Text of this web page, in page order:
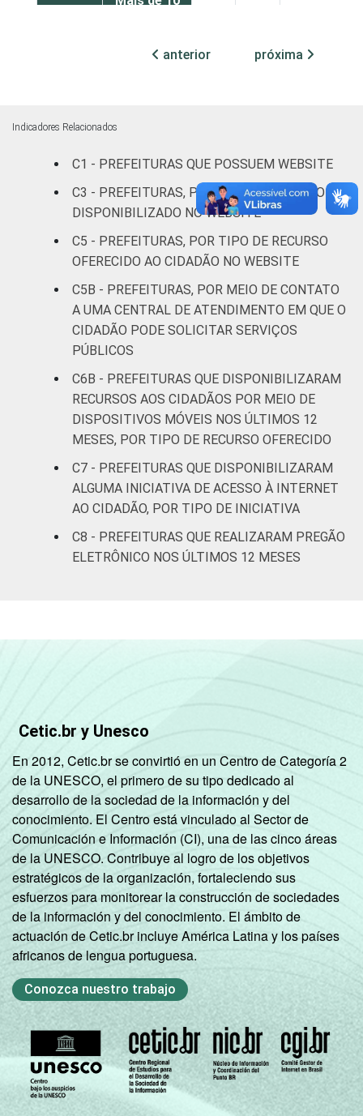
habitantes
habitantes
Mais de 50
mil até 100
mil
habitantes
Mais de
100 mil até
500 mil
habitantes
92 7
Mais de
500 mil
habitantes
93 3 4
REGIÃO
E
PORTE
Norte - Até
5 mil
habitantes
33 65 1
Norte -
mil
habitantes
Norte -
Mais de 20
mil até 50
mil
habitantes
48 49 1
Norte -
Mais de 50
mil até 100
mil
habitantes
60 37 0
Norte -
Mais de
100 mil
habitantes
16 4
anterior próxima
Indicadores Relacionados
C1 - PREFEITURAS QUE POSSUEM WEBSITE
C3 - PREFEITURAS, POR TIPO DE SERVIÇO
DISPONIBILIZADO NO WEBSITE
C5 - PREFEITURAS, POR TIPO DE RECURSO
OFERECIDO AO CIDADÃO NO WEBSITE
C5B - PREFEITURAS, POR MEIO DE CONTATO
A UMA CENTRAL DE ATENDIMENTO EM QUE O
CIDADÃO PODE SOLICITAR SERVIÇOS
PÚBLICOS
C6B - PREFEITURAS QUE DISPONIBILIZARAM
RECURSOS AOS CIDADÃOS POR MEIO DE
DISPOSITIVOS MÓVEIS NOS ÚLTIMOS 12
MESES, POR TIPO DE RECURSO OFERECIDO
C7 - PREFEITURAS QUE DISPONIBILIZARAM
ALGUMA INICIATIVA DE ACESSO À INTERNET
AO CIDADÃO, POR TIPO DE INICIATIVA
C8 - PREFEITURAS QUE REALIZARAM PREGÃO
ELETRÔNICO NOS ÚLTIMOS 12 MESES
Cetic.br y Unesco
En 2012, Cetic.br se convirtió en un Centro de Categoría 2
de la UNESCO, el primero de su tipo dedicado al
desarrollo de la sociedad de la información y del
conocimiento. El Centro está vinculado al Sector de
Comunicación e Información (CI), una de las cinco áreas
de la UNESCO. Contribuye al logro de los objetivos
estratégicos de la organización, fortaleciendo sus
esfuerzos para monitorear la construcción de sociedades
de la información y del conocimiento. El ámbito de
actuación de Cetic.br incluye América Latina y los países
africanos de lengua portuguesa.
Conozca nuestro trabajo